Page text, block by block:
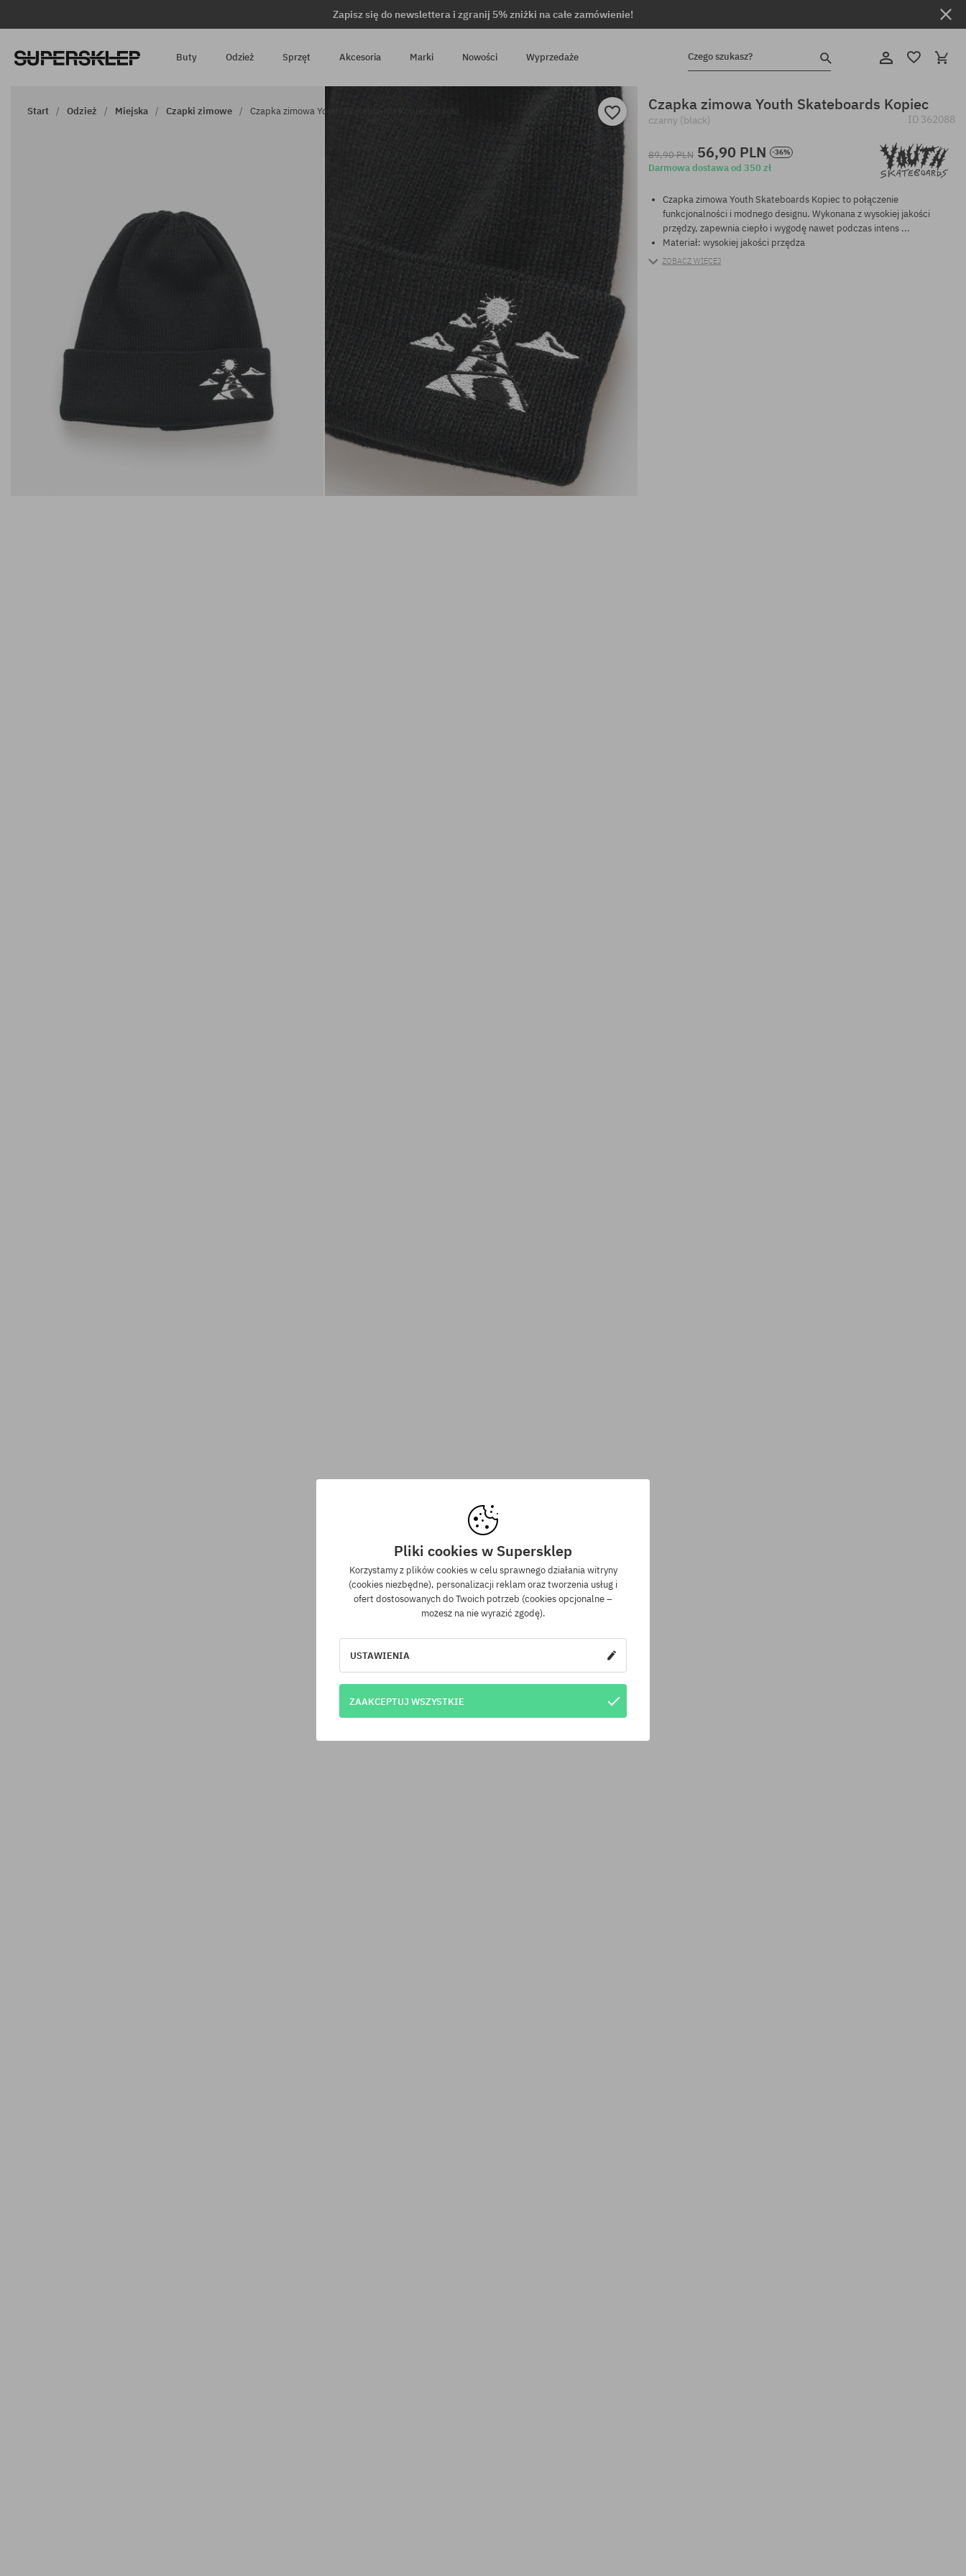
Zapisz się do newslettera i zgranij 5% zniżki na całe zamówienie!
Buty Odzież Sprzęt Akcesoria Marki Nowości Wyprzedaże Czego szukasz?
Start Odzież Miejska Czapki zimowe Czapka zimowa Youth Skateboards Kopiec (black) Czapka zimowa Youth Skateboards Kopiec
czarny (black) ID 362088
89,90 PLN 56,90 PLN -36%
Darmowa dostawa od 350 zł
Czapka zimowa Youth Skateboards Kopiec to połączenie
funkcjonalności i modnego designu. Wykonana z wysokiej jakości
przędzy, zapewnia ciepło i wygodę nawet podczas intens ...
Materiał: wysokiej jakości przędza
ZOBACZ WIĘCEJ
Pliki cookies w Supersklep
Korzystamy z plików cookies w celu sprawnego działania witryny
(cookies niezbędne), personalizacji reklam oraz tworzenia usług i
ofert dostosowanych do Twoich potrzeb (cookies opcjonalne –
możesz na nie wyrazić zgodę).
USTAWIENIA
ZAAKCEPTUJ WSZYSTKIE